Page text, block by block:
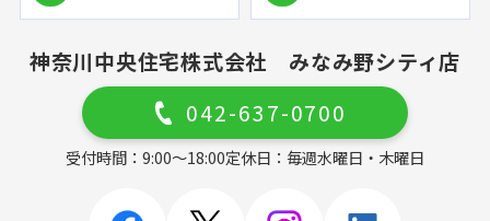
神奈川中央住宅株式会社 みなみ野シティ店
042-637-0700
受付時間：9:00～18:00定休日：毎週水曜日・木曜日